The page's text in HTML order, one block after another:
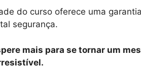
do curso oferece uma
segurança.
mais para se tornar um